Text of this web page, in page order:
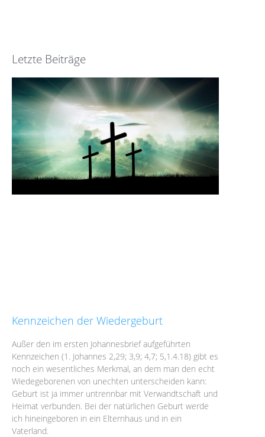
Letzte Beiträge
Kennzeichen der Wiedergeburt
Außer den im ersten Johannesbrief aufgeführten
Kennzeichen (1. Johannes 2,29; 3,9; 4,7; 5,1.4.18) gibt es
noch ein wesentliches Merkmal, an dem man den echt
Wiedegeborenen von unechten unterscheiden kann:
Geburt ist ja immer untrennbar mit Verwandtschaft und
Heimat verbunden. Bei der natürlichen Geburt werde
ich hineingeboren in ein Elternhaus und in ein
Vaterland.